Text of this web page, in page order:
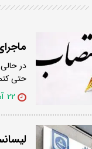
در
حتی
۲۲ آذر ۱۴۰۱